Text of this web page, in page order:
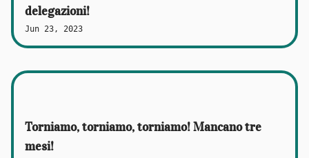
delegazioni!
Jun 23, 2023
Torniamo, torniamo, torniamo! Mancano tre
mesi!